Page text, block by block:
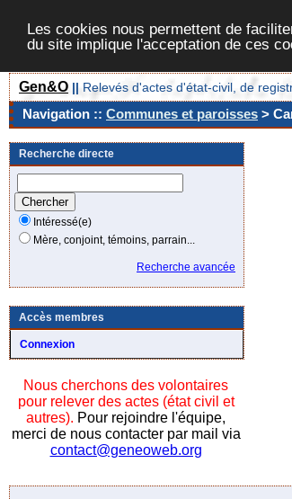
Les cookies nous permettent de
du site implique l'acceptation de ces
Gen&O || Relevés d'actes d'état-civil, de
Navigation :: Communes et paroisses >
Recherche directe
Intéressé(e)
Mère, conjoint, témoins, parrain...
Recherche avancée
Accès membres
Connexion
Nous cherchons des volontaires
pour relever des actes (état civil et
autres). Pour rejoindre l'équipe,
merci de nous contacter par mail via
contact@geneoweb.org